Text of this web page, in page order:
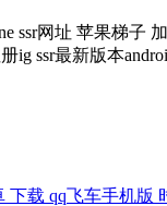
ssr网址 苹果梯子
ig ssr最新版本
载 qq飞车手机版